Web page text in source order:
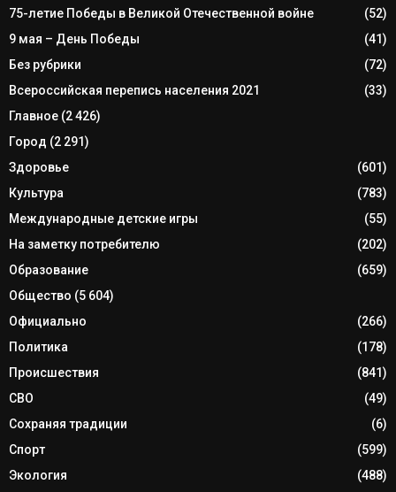
75-летие Победы в Великой Отечественной войне
(52)
9 мая – День Победы
(41)
Без рубрики
(72)
Всероссийская перепись населения 2021
(33)
Главное (2 426)
Город (2 291)
Здоровье
(601)
Культура
(783)
Международные детские игры
(55)
На заметку потребителю
(202)
Образование
(659)
Общество (5 604)
Официально
(266)
Политика
(178)
Происшествия
(841)
СВО
(49)
Сохраняя традиции
(6)
Спорт
(599)
Экология
(488)